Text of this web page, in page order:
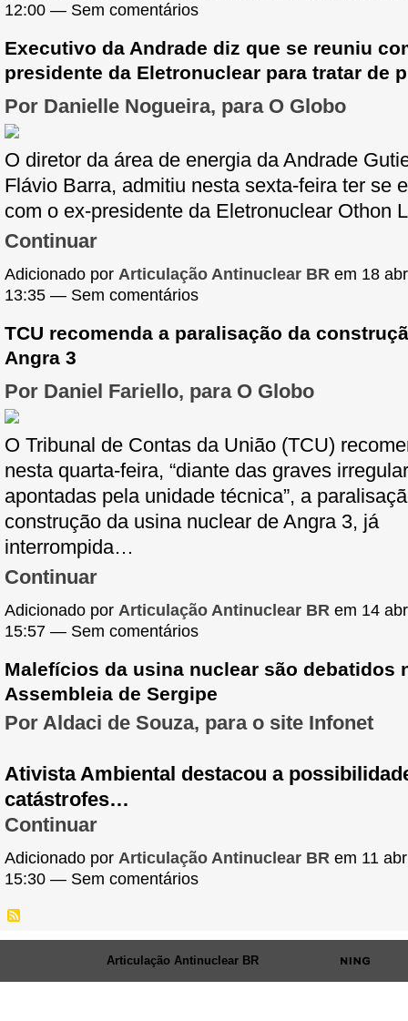
12:00 — Sem comentários
Executivo da Andrade diz que se reuniu
presidente da Eletronuclear para tratar de
Por Danielle Nogueira, para O Globo
O diretor da área de energia da Andrade
Flávio Barra, admitiu nesta sexta-feira ter se
com o ex-presidente da Eletronuclear Othon
Continuar
Adicionado por Articulação Antinuclear BR em 18
13:35 — Sem comentários
TCU recomenda a paralisação da
Angra 3
Por Daniel Fariello, para O Globo
O Tribunal de Contas da União (TCU)
nesta quarta-feira, “diante das graves
apontadas pela unidade técnica”, a
construção da usina nuclear de Angra 3, já
interrompida…
Continuar
Adicionado por Articulação Antinuclear BR em 14
15:57 — Sem comentários
Malefícios da usina nuclear são debatidos
Assembleia de Sergipe
Por Aldaci de Souza, para o site Infonet
Ativista Ambiental destacou a
catástrofes…
Continuar
Adicionado por Articulação Antinuclear BR em 11
15:30 — Sem comentários
Articulação Antinuclear BR